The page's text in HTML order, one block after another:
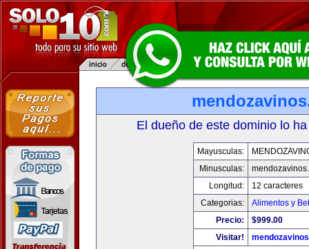
El dueño de este dominio lo
Mayusculas:
Minusculas:
Longitud:
12 caracteres
Categorias:
Alimentos y
Precio:
$999.00
Visitar!